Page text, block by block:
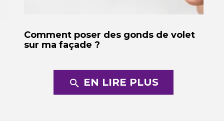
Comment poser des gonds de volet
sur ma façade ?
search EN LIRE PLUS